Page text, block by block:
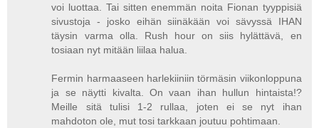
voi luottaa. Tai sitten enemmän noita Fionan tyyppisiä
sivustoja - josko eihän siinäkään voi sävyssä IHAN
täysin varma olla. Rush hour on siis hylättävä, en
tosiaan nyt mitään liilaa halua.
Fermin harmaaseen harlekiiniin törmäsin viikonloppuna
ja se näytti kivalta. On vaan ihan hullun hintaista!?
Meille sitä tulisi 1-2 rullaa, joten ei se nyt ihan
mahdoton ole, mut tosi tarkkaan joutuu pohtimaan.